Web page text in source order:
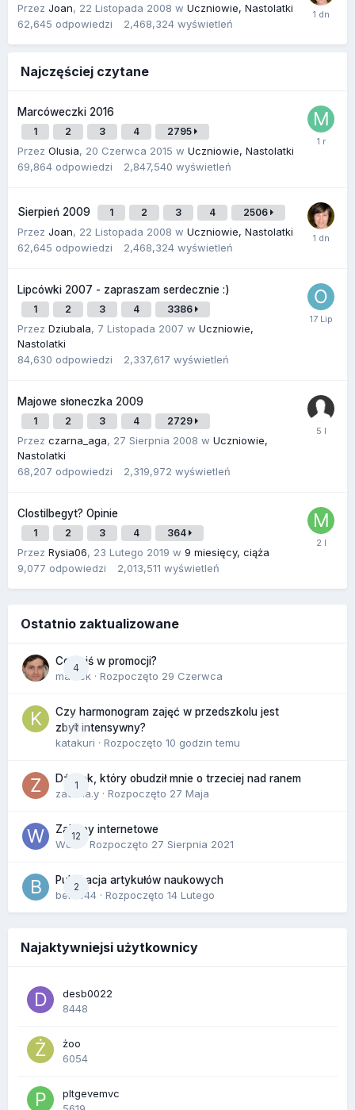
Przez Joan, 22 Listopada 2008 w Uczniowie, Nastolatki
62,645 odpowiedzi 2,468,324 wyświetleń
Najczęściej czytane
Marcóweczki 2016
1 2 3 4 2795
Przez Olusia, 20 Czerwca 2015 w Uczniowie, Nastolatki
69,864 odpowiedzi 2,847,540 wyświetleń
Sierpień 2009 1 2 3 4 2506
Przez Joan, 22 Listopada 2008 w Uczniowie, Nastolatki
62,645 odpowiedzi 2,468,324 wyświetleń
Lipcówki 2007 - zapraszam serdecznie :)
1 2 3 4 3386
Przez Dziubala, 7 Listopada 2007 w Uczniowie,
Nastolatki
84,630 odpowiedzi 2,337,617 wyświetleń
Majowe słoneczka 2009
1 2 3 4 2729
Przez czarna_aga, 27 Sierpnia 2008 w Uczniowie,
Nastolatki
68,207 odpowiedzi 2,319,972 wyświetleń
Clostilbegyt? Opinie
1 2 3 4 364
Przez Rysia06, 23 Lutego 2019 w 9 miesięcy, ciąża
9,077 odpowiedzi 2,013,511 wyświetleń
Ostatnio zaktualizowane
4
Co dziś w promocji?
maciek · Rozpoczęto 29 Czerwca
0
Czy harmonogram zajęć w przedszkolu jest
zbyt intensywny?
katakuri · Rozpoczęto 10 godzin temu
1
Dźwięk, który obudził mnie o trzeciej nad ranem
zackr.a.y · Rozpoczęto 27 Maja
12
Zakupy internetowe
Wula
· Rozpoczęto 27 Sierpnia 2021
2
Publikacja artykułów naukowych
berus44 · Rozpoczęto 14 Lutego
Najaktywniejsi użytkownicy
desb0022
8448
żoo
6054
pltgevemvc